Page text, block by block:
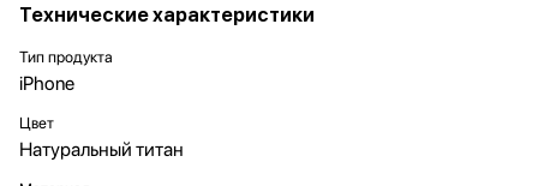
Технические характеристики
Тип продукта
iPhone
Цвет
Натуральный титан